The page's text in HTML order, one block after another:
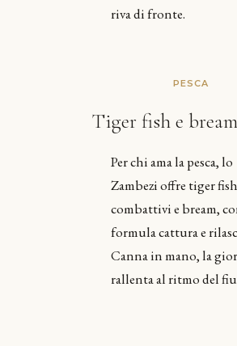
riva di fronte.
PESCA
Tiger fish e bream
Per chi ama la pesca, lo
Zambezi offre tiger fish
combattivi e bream,
formula cattura e
Canna in mano, la
rallenta al ritmo del